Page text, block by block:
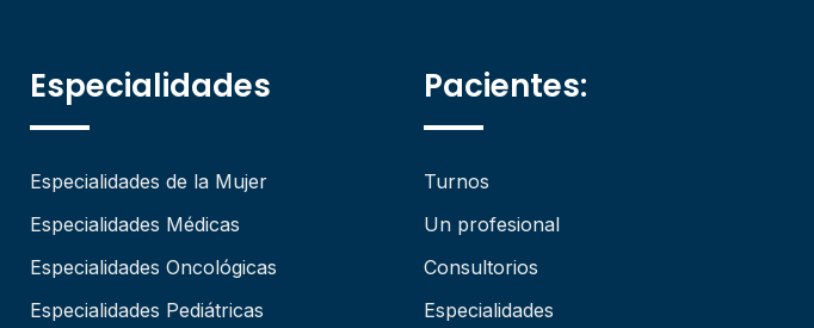
Especialidades
Especialidades de la Mujer
Especialidades Médicas
Especialidades Oncológicas
Especialidades Pediátricas
Pacientes:
Turnos
Un profesional
Consultorios
Especialidades